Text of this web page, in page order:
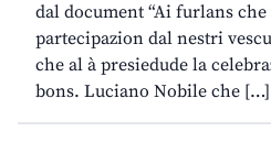
dal document “Ai furlans
partecipazion dal nestri
che al à presiedude la
bons. Luciano Nobile che […]